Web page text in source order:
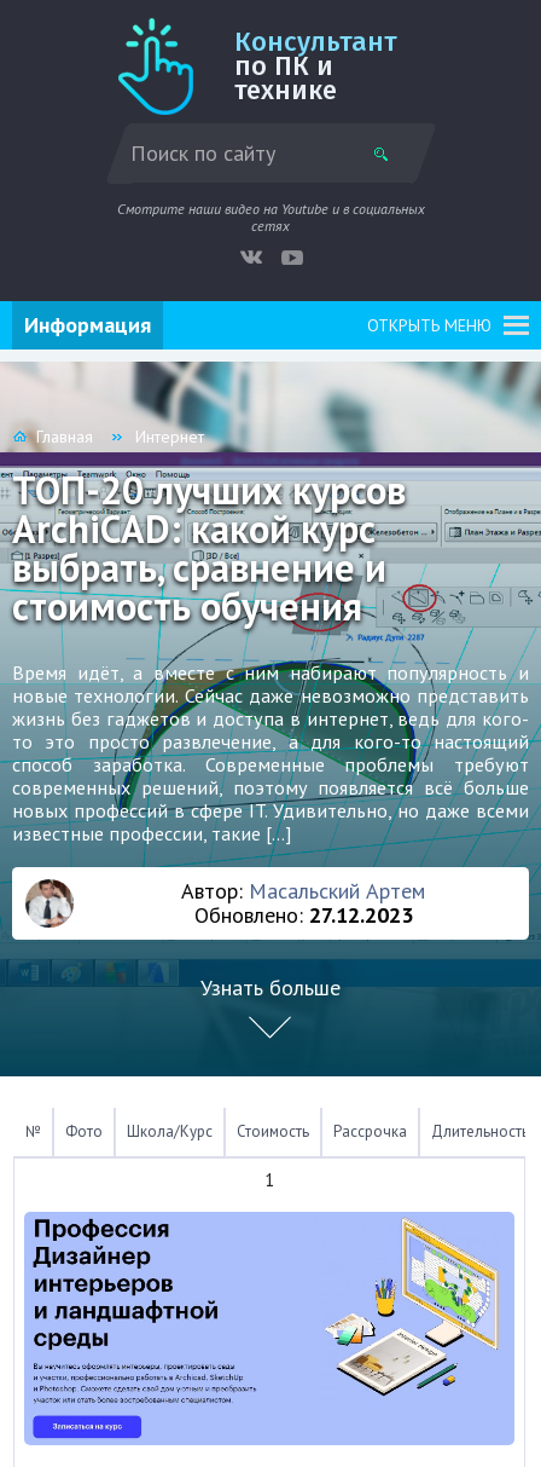
Консультант
по ПК и
технике
Смотрите наши видео на Youtube и в социальных
сетях
ОТКРЫТЬ МЕНЮ
Информация
Главная Интернет
ТОП-20 лучших курсов
ArchiCAD: какой курс
выбрать, сравнение и
стоимость обучения
Время идёт, а вместе с ним набирают популярность и
новые технологии. Сейчас даже невозможно представить
жизнь без гаджетов и доступа в интернет, ведь для кого-
то это просто развлечение, а для кого-то настоящий
способ заработка. Современные проблемы требуют
современных решений, поэтому появляется всё больше
новых профессий в сфере IT. Удивительно, но даже всеми
известные профессии, такие […]
Автор: Масальский Артем
Обновлено: 27.12.2023
Узнать больше
№ Фото Школа/Курс Стоимость Рассрочка Длительность
1